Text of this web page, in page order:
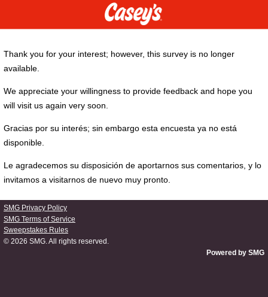
Thank you for your interest; however, this survey is no longer
available.
We appreciate your willingness to provide feedback and hope you
will visit us again very soon.
Gracias por su interés; sin embargo esta encuesta ya no está
disponible.
Le agradecemos su disposición de aportarnos sus comentarios, y lo
invitamos a visitarnos de nuevo muy pronto.
SMG Privacy Policy
SMG Terms of Service
Sweepstakes Rules
© 2026 SMG. All rights reserved.
Powered by SMG